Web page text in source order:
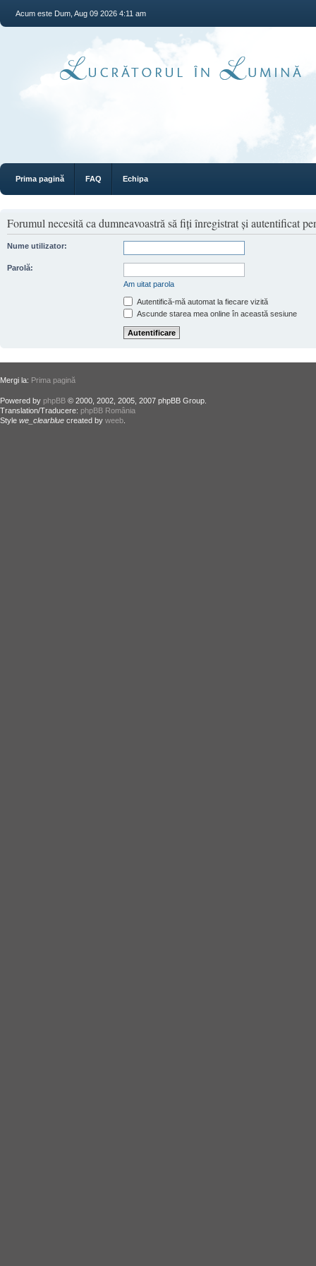
Acum este Dum, Aug 09 2026 4:11 am
Prima pagină FAQ Echipa
Forumul necesită ca dumneavoastră să fiţi înregistrat şi autentificat
Nume utilizator:
Parolă:
Am uitat parola
Autentifică-mă automat la fiecare vizită
Ascunde starea mea online în această sesiune
Mergi la: Prima pagină
Powered by phpBB © 2000, 2002, 2005, 2007 phpBB Group.
Translation/Traducere: phpBB România
Style we_clearblue created by weeb